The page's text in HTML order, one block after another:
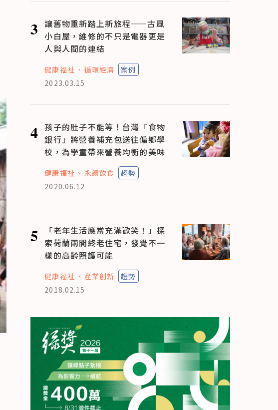
3
讓舊物重新踏上新旅程——古風
小白屋，維修的不只是電器更是
人與人間的連結
健康福祉 循環經濟
案例
2023.03.15
4 孩子的肚子不能等！台灣「食物
銀行」將營養補充包送往偏鄉學
校，為學童帶來營養均衡的美味
健康福祉 永續飲食
趨勢
2020.06.12
5
「老年生活應當充滿歡笑！」探
索荷蘭兩間終老住宅，發覺不一
樣的高齡照護可能
健康福祉 產業創新
趨勢
2018.02.15